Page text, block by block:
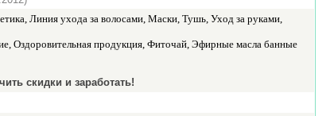
Линия ухода за волосами, Маски, Тушь, Уход за руками,
Оздоровительная продукция, Фиточай, Эфирные масла банные
скидки и заработать!